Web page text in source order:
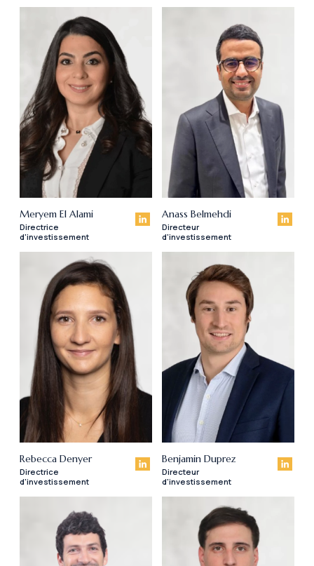
Meryem El Alami
Directrice
d'investissement
Anass Belmehdi
Directeur
d'investissement
Rebecca Denyer
Directrice
d'investissement
Benjamin Duprez
Directeur
d'investissement